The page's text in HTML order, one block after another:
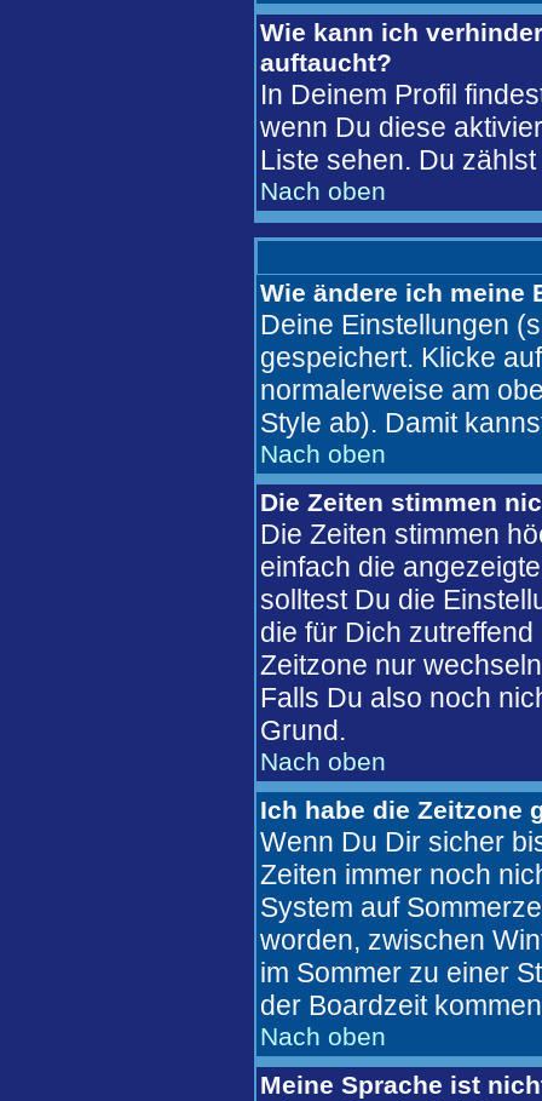
Wie kann ich
auftaucht?
In Deinem Profil
wenn Du diese
Liste sehen. Du
Nach oben
Wie ändere ich meine
Deine Einstellungen
gespeichert. Klicke
normalerweise am
Style ab). Damit
Nach oben
Die Zeiten stimmen
Die Zeiten stimmen
einfach die
solltest Du die
die für Dich
Zeitzone nur
Falls Du also noch
Grund.
Nach oben
Ich habe die Zeitzone
Wenn Du Dir sicher
Zeiten immer noch
System auf
worden, zwischen
im Sommer zu einer
der Boardzeit
Nach oben
Meine Sprache ist